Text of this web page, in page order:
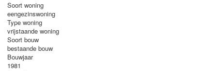
Soort woning
eengezinswoning
Type woning
vrijstaande woning
Soort bouw
bestaande bouw
Bouwjaar
1981